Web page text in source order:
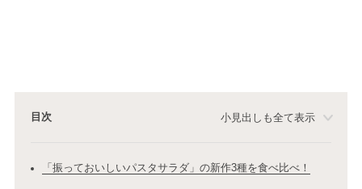
目次 小見出しも全て表示
「振っておいしいパスタサラダ」の新作3種を食べ比べ！